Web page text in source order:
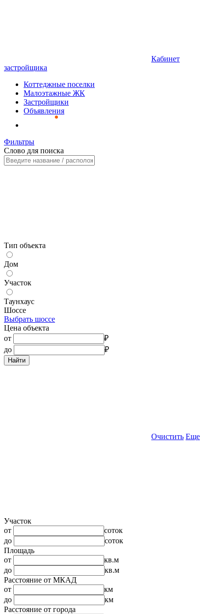
Кабинет
застройщика
Коттеджные поселки
Малоэтажные ЖК
Застройщики
Объявления
Фильтры
Слово для поиска
Тип объекта
Дом
Участок
Таунхаус
Шоссе
Выбрать шоссе
Цена объекта
от
₽
до
₽
Найти
Очистить Еще
Участок
от
соток
до
соток
Площадь
от
кв.м
до
кв.м
Расстояние от МКАД
от
км
до
км
Расстояние от города